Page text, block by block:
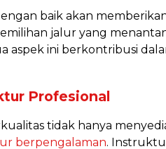
baik akan
jalur yang
aspek ini berkontribusi
Profesional
tidak hanya
berpengalaman.